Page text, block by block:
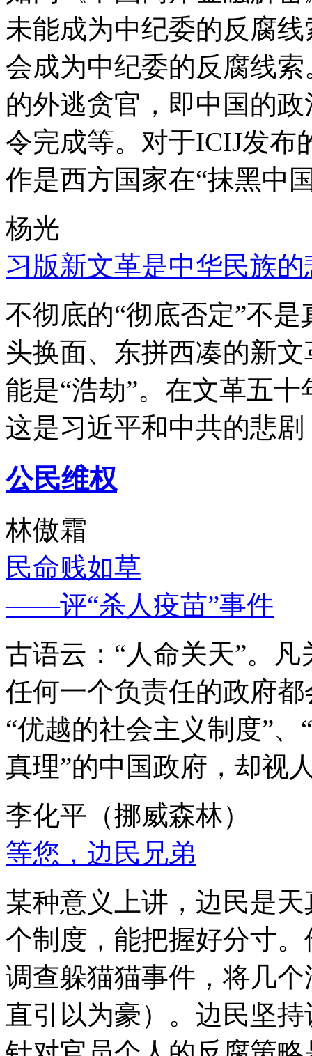
未能成为中纪委的反腐
会成为中纪委的反腐线
的外逃贪官，即中国的
令完成等。对于ICIJ发布
作是西方国家在“抹黑中
杨光
习版新文革是中华民族的
不彻底的“彻底否定”不
头换面、东拼西凑的新
能是“浩劫”。在文革五
这是习近平和中共的悲
公民维权
林傲霜
民命贱如草
——评“杀人疫苗”事件
古语云：“人命关天”。
任何一个负责任的政府
“优越的社会主义制度”
真理”的中国政府，却视
李化平（挪威森林）
等您，边民兄弟
某种意义上讲，边民是
个制度，能把握好分寸
调查躲猫猫事件，将几
直引以为豪）。边民坚